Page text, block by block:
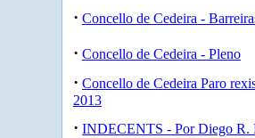
· Concello de Cedeira -
· Concello de Cedeira - Pleno
· Concello de Cedeira Paro
2013
· INDECENTS - Por Diego R.